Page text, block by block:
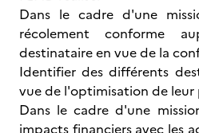
Dans le cadre d'une
récolement conforme
destinataire en vue de la
Identifier des différents
vue de l'optimisation de leur
Dans le cadre d'une
impacts financiers avec les